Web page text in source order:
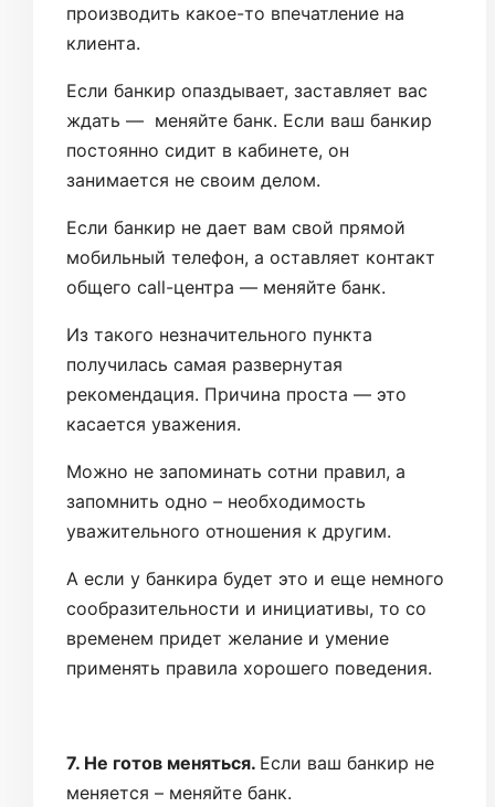
производить какое-то впечатление на
клиента.
Если банкир опаздывает, заставляет вас
ждать — меняйте банк. Если ваш банкир
постоянно сидит в кабинете, он
занимается не своим делом.
Если банкир не дает вам свой прямой
мобильный телефон, а оставляет контакт
общего call-центра — меняйте банк.
Из такого незначительного пункта
получилась самая развернутая
рекомендация. Причина проста — это
касается уважения.
Можно не запоминать сотни правил, а
запомнить одно – необходимость
уважительного отношения к другим.
А если у банкира будет это и еще немного
сообразительности и инициативы, то со
временем придет желание и умение
применять правила хорошего поведения.
7. Не готов меняться. Если ваш банкир не
меняется – меняйте банк.